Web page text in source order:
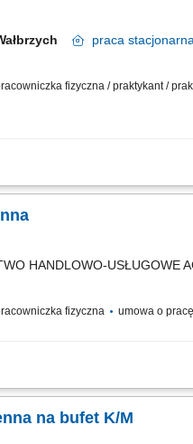
praca stacjonarna
fizyczna / praktykant /
wspieranie zespołu kucharzy
HANDLOWO-USŁUGOWE
fizyczna umowa o pracę
przygotowywanie składników do
na bufet K/M